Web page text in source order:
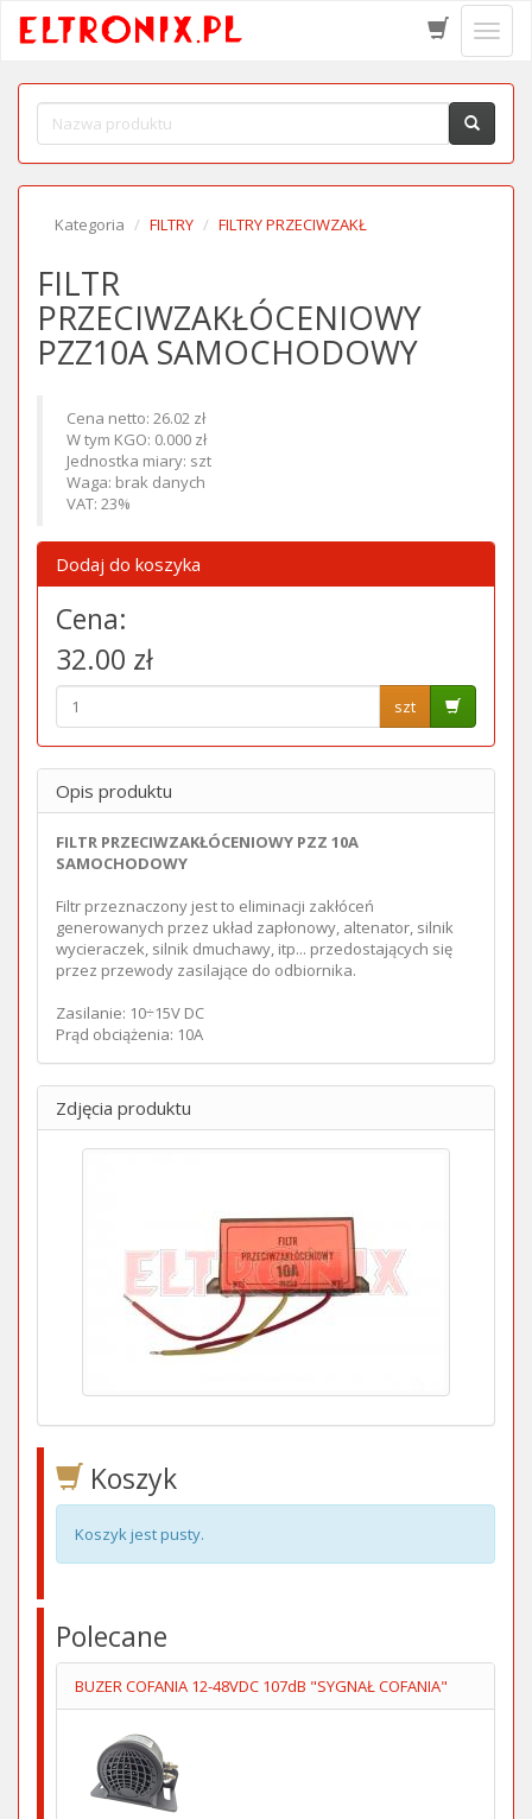
menu
Kategoria FILTRY FILTRY PRZECIWZAKŁ
FILTR
PRZECIWZAKŁÓCENIOWY
PZZ10A SAMOCHODOWY
Cena netto: 26.02 zł
W tym KGO: 0.000 zł
Jednostka miary: szt
Waga: brak danych
VAT: 23%
Dodaj do koszyka
Cena:
32.00 zł
szt
Opis produktu
FILTR PRZECIWZAKŁÓCENIOWY PZZ 10A
SAMOCHODOWY
Filtr przeznaczony jest to eliminacji zakłóceń
generowanych przez układ zapłonowy, altenator, silnik
wycieraczek, silnik dmuchawy, itp... przedostających się
przez przewody zasilające do odbiornika.
Zasilanie: 10÷15V DC
Prąd obciążenia: 10A
Zdjęcia produktu
Koszyk
Koszyk jest pusty.
Polecane
BUZER COFANIA 12-48VDC 107dB "SYGNAŁ COFANIA"